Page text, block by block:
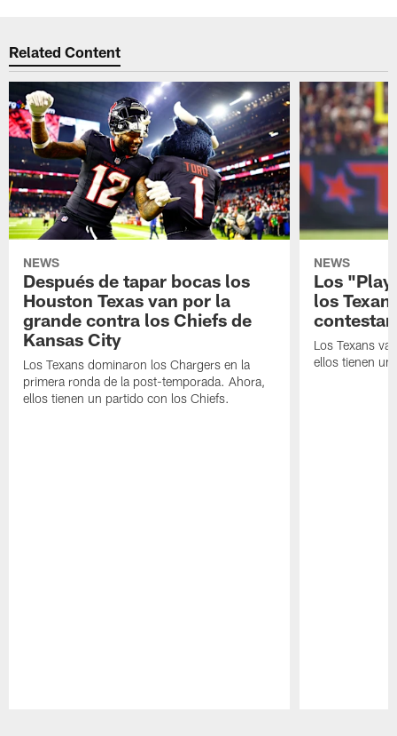
Related Content
NEWS
Después de tapar bocas los
Houston Texas van por la
grande contra los Chiefs de
Kansas City
Los Texans dominaron los Chargers en la
primera ronda de la post-temporada. Ahora,
ellos tienen un partido con los Chiefs.
NEWS
Los
los
contestar
Los Texans
ellos tienen un